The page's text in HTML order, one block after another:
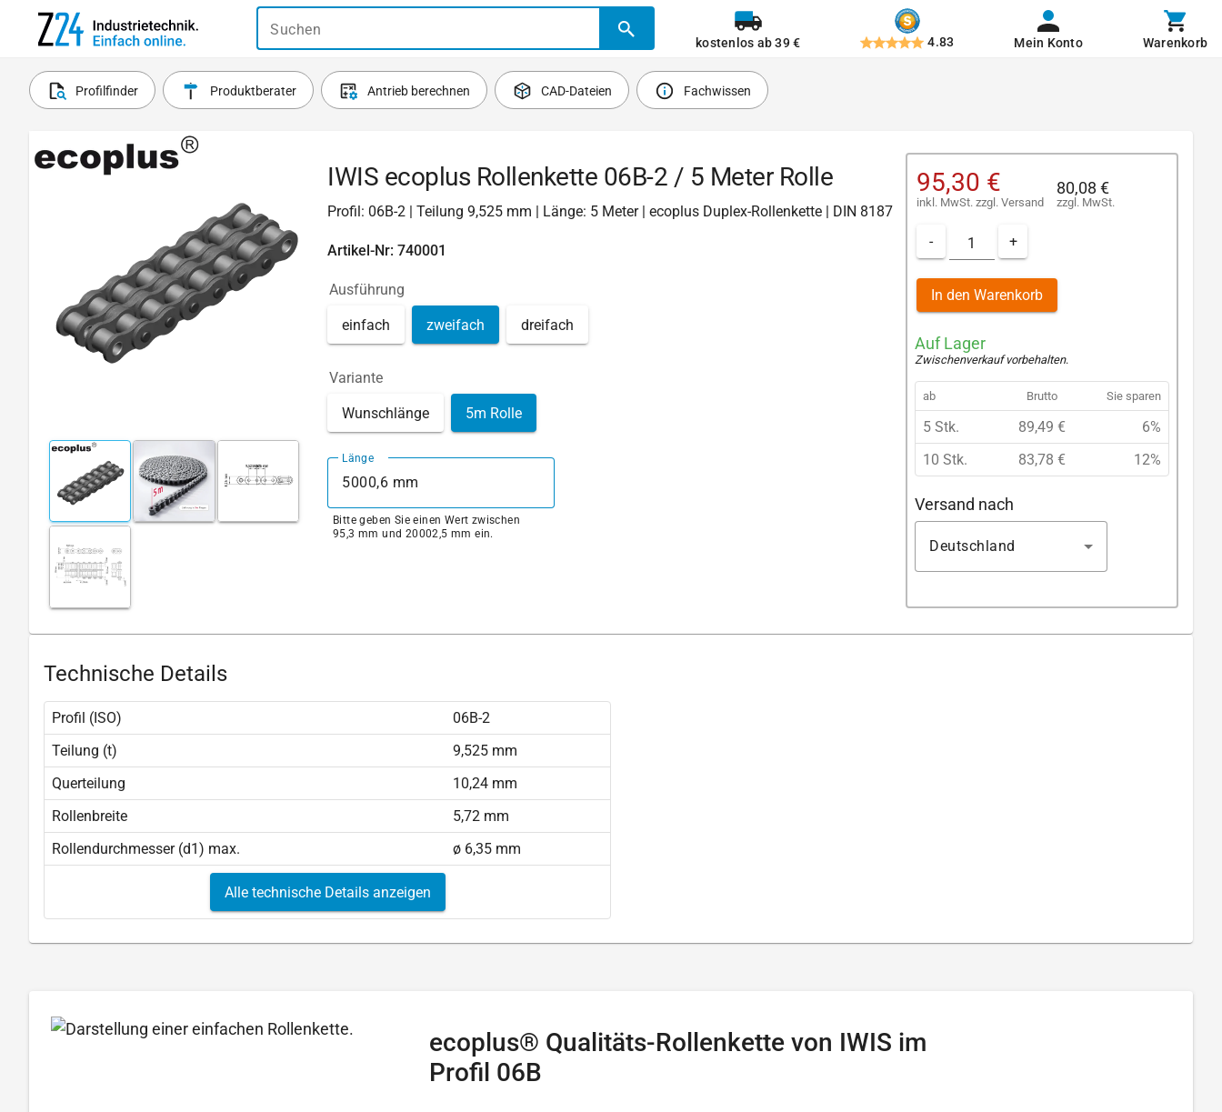
Suchen
kostenlos ab 39 € 4.83 Mein Konto Warenkorb
Profilfinder Produktberater Antrieb berechnen CAD-Dateien Fachwissen
IWIS ecoplus Rollenkette 06B-2 / 5 Meter Rolle
Profil: 06B-2 | Teilung 9,525 mm | Länge: 5 Meter | ecoplus Duplex-Rollenkette | DIN 8187
Artikel-Nr: 740001
Ausführung
einfach zweifach dreifach
Variante
Wunschlänge 5m Rolle
Länge
Bitte geben Sie einen Wert zwischen
95,3 mm und 20002,5 mm ein.
95,30 €
inkl. MwSt. zzgl. Versand
80,08 €
zzgl. MwSt.
- +
In den Warenkorb
Auf Lager
Zwischenverkauf vorbehalten.
ab Brutto Sie sparen
5 Stk. 89,49 €
6%
10 Stk.
83,78 € 12%
Versand nach
Deutschland
Technische Details
Profil (ISO)
06B-2
Teilung (t)
9,525 mm
Querteilung
10,24 mm
Rollenbreite
5,72 mm
Rollendurchmesser (d1) max.
ø 6,35 mm
Alle technische Details anzeigen
ecoplus® Qualitäts-Rollenkette von IWIS im
Profil 06B